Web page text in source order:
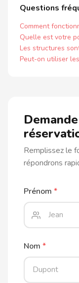
Questions
Comment
Quelle est votre
Les structures
Peut-on utiliser
Remplissez le
répondrons
Prénom *
Nom *